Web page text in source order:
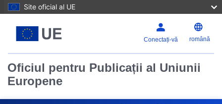
Site oficial al UE
Conectați-vă română
Oficiul pentru Publicații al Uniunii
Europene